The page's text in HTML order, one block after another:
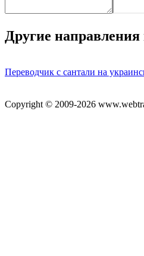
Другие направления
Переводчик с сантали на
Copyright © 2009-2026